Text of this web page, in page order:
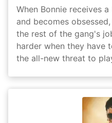
When Bonnie receives
and becomes
the rest of the gang's
harder when they have
the all-new threat to